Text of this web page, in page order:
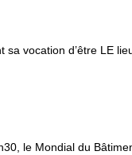
le Mondial du